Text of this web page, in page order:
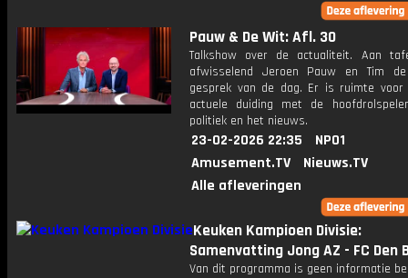
Pauw & De Wit: Afl. 30
Talkshow over de actualiteit. Aan
afwisselend Jeroen Pauw en Tim
gesprek van de dag. Er is ruimte
actuele duiding met de
politiek en het nieuws.
23-02-2026 22:35
NPO1
Amusement.TV
Nieuws.TV
Alle afleveringen
Keuken Kampioen Divisie:
Samenvatting Jong AZ - FC Den
Van dit programma is geen informatie